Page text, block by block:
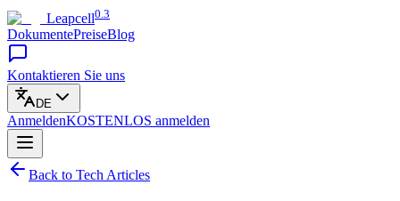
Leapcell0.3
DokumentePreiseBlog
Kontaktieren Sie uns
DE
AnmeldenKOSTENLOS anmelden
Back to Tech Articles